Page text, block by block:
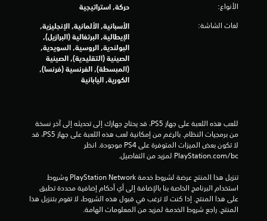
ا
ل
ت
ي
ي
ا
ت
الأنواع: حركة, استراتيجية
لغات الشاشة:
الأسبانية, الألمانية, الإنجليزية,
الإيطالية, البرتغالية (البرازيل),
البولندية, الروسية, السويدية,
الصينية (التقليدية), الصينية
(المبسطة), الفرنسية (فرنسا),
الكورية, اليابانية
‎PlayStation.com/bc لمزيد من التفاصيل.
المنتج. راجع شروط الخدمة لمزيد من المعلومات الهامة.